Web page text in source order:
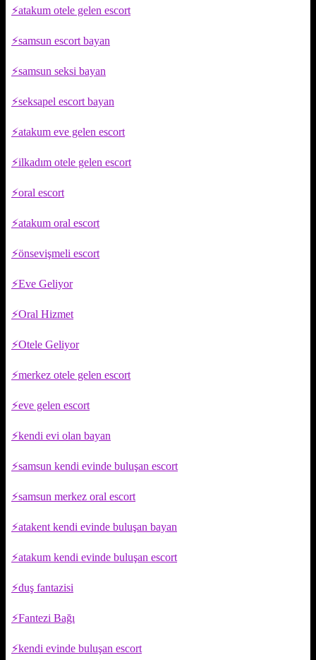
atakum otele gelen escort
samsun escort bayan
samsun seksi bayan
seksapel escort bayan
atakum eve gelen escort
ilkadım otele gelen escort
oral escort
atakum oral escort
önsevişmeli escort
Eve Geliyor
Oral Hizmet
Otele Geliyor
merkez otele gelen escort
eve gelen escort
kendi evi olan bayan
samsun kendi evinde buluşan escort
samsun merkez oral escort
atakent kendi evinde buluşan bayan
atakum kendi evinde buluşan escort
duş fantazisi
Fantezi Bağı
kendi evinde buluşan escort